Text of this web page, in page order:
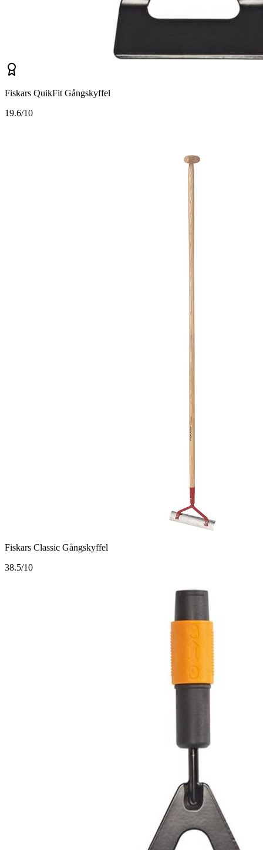
Fiskars QuikFit Gångskyffel
19.6/10
Fiskars Classic Gångskyffel
38.5/10